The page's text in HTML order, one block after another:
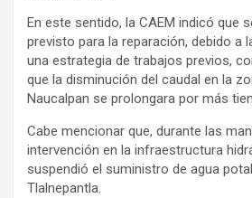
En este sentido, la CAEM indicó que
previsto para la reparación, debido a
una estrategia de trabajos previos,
que la disminución del caudal en la
Naucalpan se prolongara por más
Cabe mencionar que, durante las
intervención en la infraestructura
suspendió el suministro de agua
Tlalnepantla.